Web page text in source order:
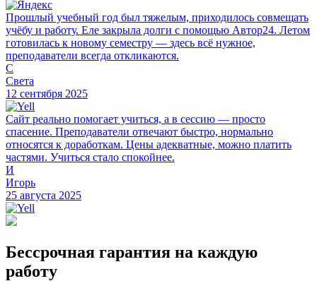
Прошлый учебный год был тяжелым, приходилось совмещать
учёбу и работу. Еле закрыла долги с помощью Автор24. Летом
готовилась к новому семестру — здесь всё нужное,
преподаватели всегда откликаются.
С
Света
12 сентября 2025
Сайт реально помогает учиться, а в сессию — просто
спасение. Преподаватели отвечают быстро, нормально
относятся к доработкам. Цены адекватные, можно платить
частями. Учиться стало спокойнее.
И
Игорь
25 августа 2025
Бессрочная гарантия на каждую
работу